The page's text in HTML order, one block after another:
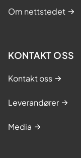
Om nettstedet
KONTAKT OSS
Kontakt oss
Leverandører
Media